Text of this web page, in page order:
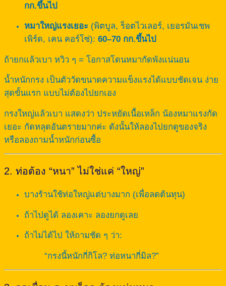
กก.ขึ้นไป
หมาใหญ่แรงเยอะ (พิตบูล, ร็อตไวเลอร์, เยอรมันเชพ
เพิร์ด, เคน คอร์โซ่): 60–70 กก.ขึ้นไป
ถ้ายกแล้วเบา หวิว ๆ = โอกาสโดนหมากัดพังแน่นอน
น้ำหนักกรง เป็นตัววัดขนาดความแข็งแรงได้แบบชัดเจน ง่าย
สุดขั้นแรก แบบไม่ต้องไปยกเอง
กรงใหญ่แล้วเบา แสดงว่า ประหยัดเนื้อเหล็ก น้องหมาแรงกัด
เยอะ กัดหลุดอันตรายมากค่ะ ดังนั้นให้ลองไปยกดูของจริง
หรือลองถามน้ำหนักก่อนซื้อ
2. ท่อต้อง “หนา” ไม่ใช่แค่ “ใหญ่”
บางร้านใช้ท่อใหญ่แต่บางมาก (เพื่อลดต้นทุน)
ถ้าไปดูได้ ลองเคาะ ลองยกดูเลย
ถ้าไม่ได้ไป ให้ถามชัด ๆ ว่า:
“กรงนี้หนักกี่กิโล? ท่อหนากี่มิล?”